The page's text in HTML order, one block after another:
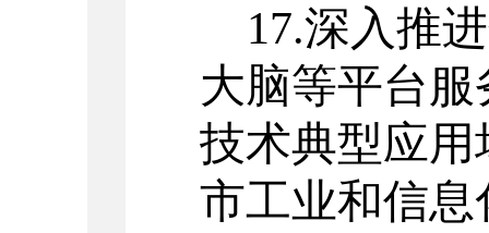
17.深入推
大脑等平台
技术典型应用
市工业和信息